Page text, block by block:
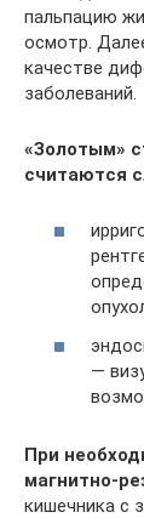
пальпацию
осмотр.
качестве
заболеваний.
«Золотым»
считаются
—
При
магнитно-
кишечника с